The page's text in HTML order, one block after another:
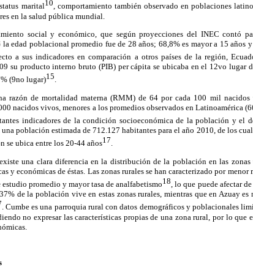
marital10, comportamiento también observado en poblaciones
en la salud pública mundial.
social y económico, que según proyecciones del INEC contó
edad poblacional promedio fue de 28 años; 68,8% es mayor a 15 años
a sus indicadores en comparación a otros países de la región,
su producto interno bruto (PIB) per cápita se ubicaba en el 12vo lugar
(9no lugar)15.
razón de mortalidad materna (RMM) de 64 por cada 100 mil
nacidos vivos, menores a los promedios observados en Latinoamérica
indicadores de la condición socioeconómica de la población y el
población estimada de 712.127 habitantes para el año 2010, de los
se ubica entre los 20-44 años17.
una clara diferencia en la distribución de la población en las zonas
y económicas de éstas. Las zonas rurales se han caracterizado por
promedio y mayor tasa de analfabetismo18, lo que puede afectar
de la población vive en estas zonas rurales, mientras que en Azuay
. Cumbe es una parroquia rural con datos demográficos y poblacionales
no expresar las características propias de una zona rural, por lo que